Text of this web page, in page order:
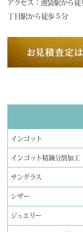
アクセス：池袋駅から
丁目駅から徒歩５分
インゴット
インゴット精錬分割加工
サングラス
シザー
ジュエリー